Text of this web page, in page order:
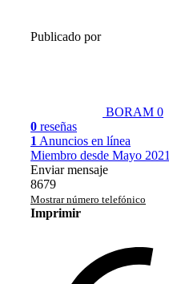
Publicado por
BORAM 0
0 reseñas
1 Anuncios en línea
Miembro desde Mayo 2021
Enviar mensaje
8679
Mostrar número telefónico
Imprimir